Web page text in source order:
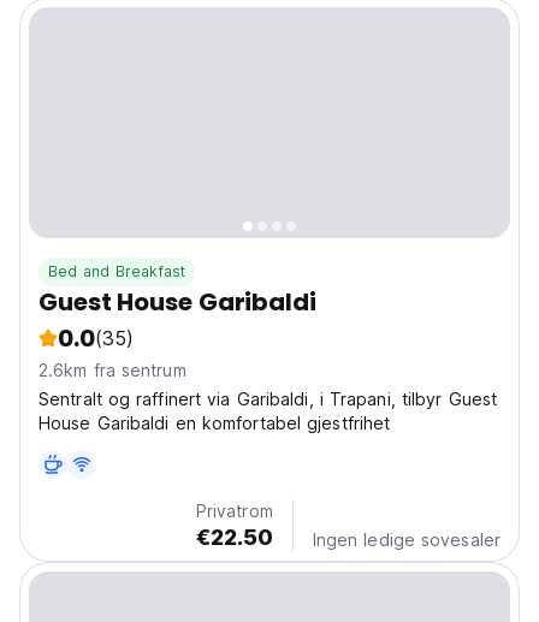
Bed and Breakfast
Guest House Garibaldi
0.0(35)
2.6km fra sentrum
Sentralt og raffinert via Garibaldi, i Trapani, tilbyr Guest
House Garibaldi en komfortabel gjestfrihet
Privatrom
€22.50 Ingen ledige sovesaler